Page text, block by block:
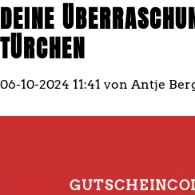
DEINE
TÜRCHEN
06-10-2024 11:41 von Antje